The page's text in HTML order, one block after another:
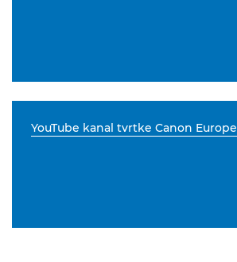
YouTube kanal tvrtke Canon Europe